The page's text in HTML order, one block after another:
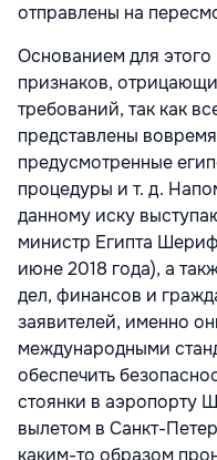
отправлены на
Основанием для
признаков,
требований, так как
представлены
предусмотренные
процедуры и т. д.
данному иску
министр Египта
июне 2018 года), а
дел, финансов и
заявителей, именно
международными
обеспечить
стоянки в
вылетом в Санкт-
каким-то образом